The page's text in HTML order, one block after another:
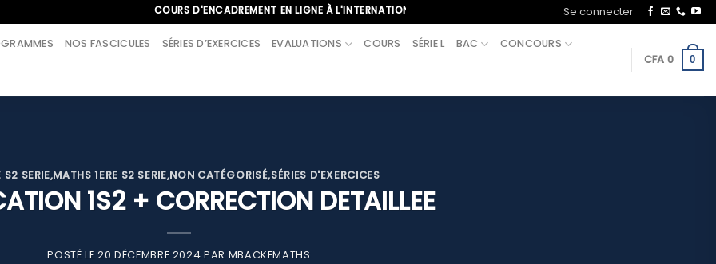
COURS D'ENCADREMENT EN LIGNE À L'INTERNATIONAL, APPELEZ-NOUS AU+221 70 713 09 21 Se connecter
NOS FASCICULES SÉRIES D’EXERCICES EVALUATIONS COURS SÉRIE L BAC
CONCOURS
CFA 0 0
S2 SERIE,MATHS 1ERE S2 SERIE,NON CATÉGORISÉ,SÉRIES D'EXERCICES
1S2 + CORRECTION DETAILLEE
POSTÉ LE20 DÉCEMBRE 2024 PAR MBACKEMATHS